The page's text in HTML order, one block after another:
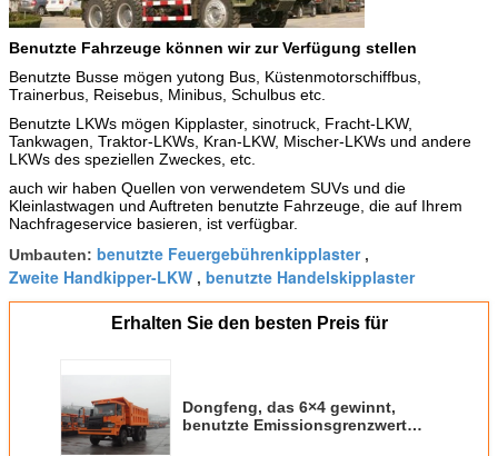
Benutzte Fahrzeuge können wir zur Verfügung stellen
Benutzte Busse mögen yutong Bus, Küstenmotorschiffbus,
Trainerbus, Reisebus, Minibus, Schulbus etc.
Benutzte LKWs mögen Kipplaster, sinotruck, Fracht-LKW,
Tankwagen, Traktor-LKWs, Kran-LKW, Mischer-LKWs und andere
LKWs des speziellen Zweckes, etc.
auch wir haben Quellen von verwendetem SUVs und die
Kleinlastwagen und Auftreten benutzte Fahrzeuge, die auf Ihrem
Nachfrageservice basieren, ist verfügbar.
Umbauten: benutzte Feuergebührenkipplaster,
Zweite Handkipper-LKW , benutzte Handelskipplaster
Erhalten Sie den besten Preis für
Dongfeng, das 6×4 gewinnt,
benutzte Emissionsgrenzwert